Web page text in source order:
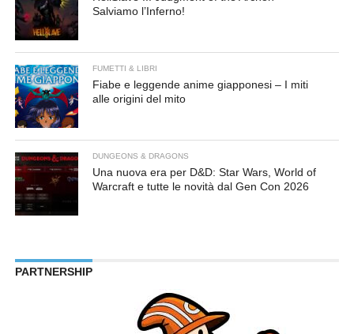
Salviamo l’Inferno!
FUMETTI & LIBRI
Fiabe e leggende anime giapponesi – I miti
alle origini del mito
DUNGEONS & DRAGONS
Una nuova era per D&D: Star Wars, World of
Warcraft e tutte le novità dal Gen Con 2026
PARTNERSHIP